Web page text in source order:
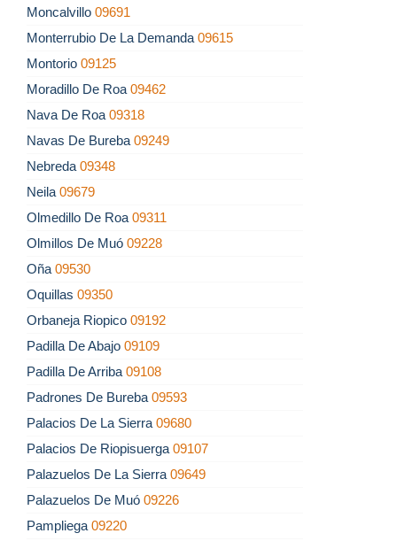
Moncalvillo 09691
Monterrubio De La Demanda 09615
Montorio 09125
Moradillo De Roa 09462
Nava De Roa 09318
Navas De Bureba 09249
Nebreda 09348
Neila 09679
Olmedillo De Roa 09311
Olmillos De Muó 09228
Oña 09530
Oquillas 09350
Orbaneja Riopico 09192
Padilla De Abajo 09109
Padilla De Arriba 09108
Padrones De Bureba 09593
Palacios De La Sierra 09680
Palacios De Riopisuerga 09107
Palazuelos De La Sierra 09649
Palazuelos De Muó 09226
Pampliega 09220